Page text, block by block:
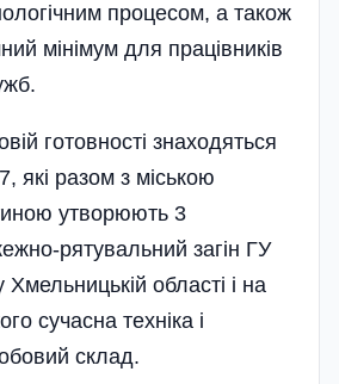
процесом, а також
мінімум для працівників
готовності знаходяться
які разом з міською
утворюють 3
рятувальний загін ГУ
області і на
сучасна техніка і
склад.